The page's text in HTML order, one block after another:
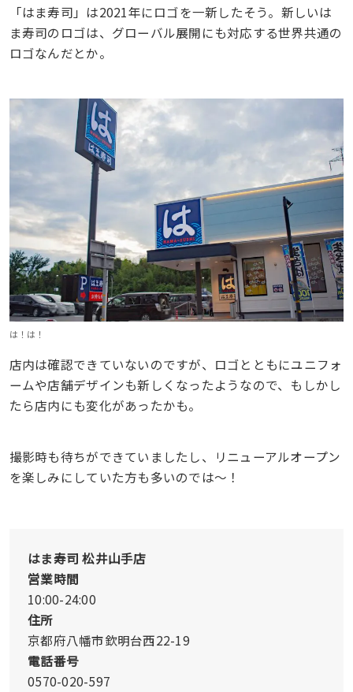
「はま寿司」は2021年にロゴを一新したそう。新しいは
ま寿司のロゴは、グローバル展開にも対応する世界共通の
ロゴなんだとか。
は！は！
店内は確認できていないのですが、ロゴとともにユニフォ
ームや店舗デザインも新しくなったようなので、もしかし
たら店内にも変化があったかも。
撮影時も待ちができていましたし、リニューアルオープン
を楽しみにしていた方も多いのでは〜！
はま寿司 松井山手店
営業時間
10:00-24:00
住所
京都府八幡市欽明台西22-19
電話番号
0570-020-597